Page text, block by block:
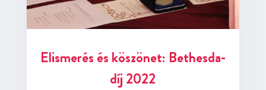
Elismerés és köszönet: Bethesda-
díj 2022